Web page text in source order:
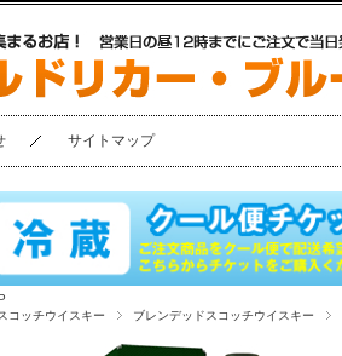
サイトマップ
コッチウイスキー
ブレンデッドスコッチウイスキー